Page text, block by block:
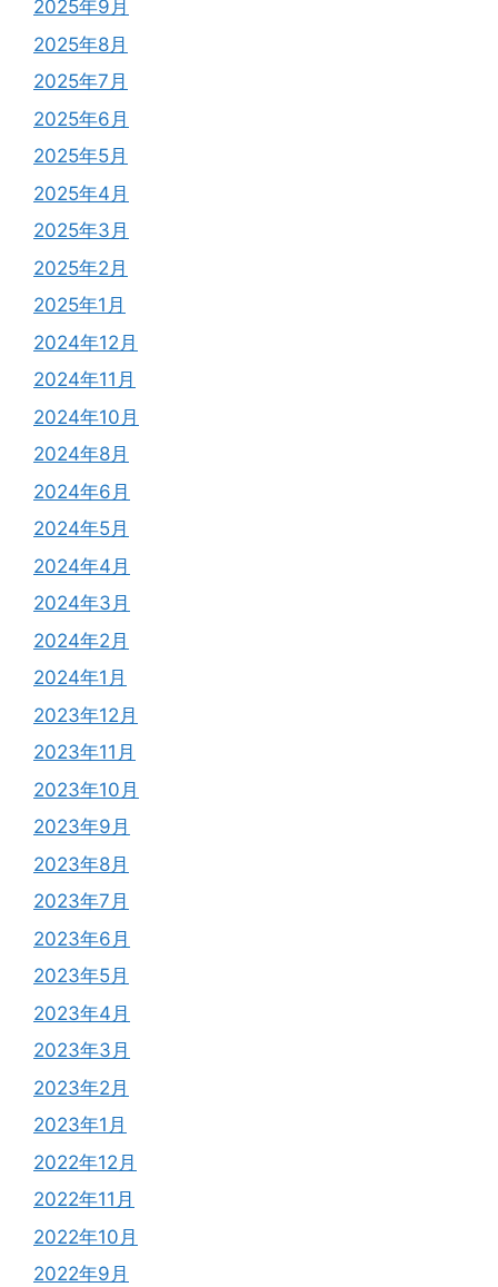
2025年9月
2025年8月
2025年7月
2025年6月
2025年5月
2025年4月
2025年3月
2025年2月
2025年1月
2024年12月
2024年11月
2024年10月
2024年8月
2024年6月
2024年5月
2024年4月
2024年3月
2024年2月
2024年1月
2023年12月
2023年11月
2023年10月
2023年9月
2023年8月
2023年7月
2023年6月
2023年5月
2023年4月
2023年3月
2023年2月
2023年1月
2022年12月
2022年11月
2022年10月
2022年9月